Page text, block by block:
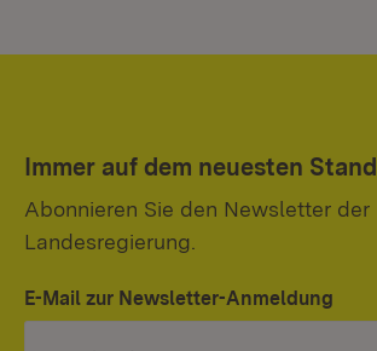
Immer auf dem neuesten Stand
Abonnieren Sie den Newsletter der
Landesregierung.
E-Mail zur Newsletter-Anmeldung